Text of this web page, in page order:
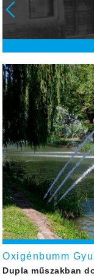
Oxigénbumm
Dupla műszakban